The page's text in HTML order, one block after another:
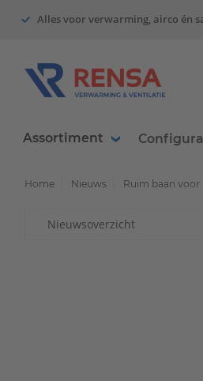
Alles voor verwarming, airco én
Assortiment
Home Nieuws Ruim baan
Nieuwsoverzicht